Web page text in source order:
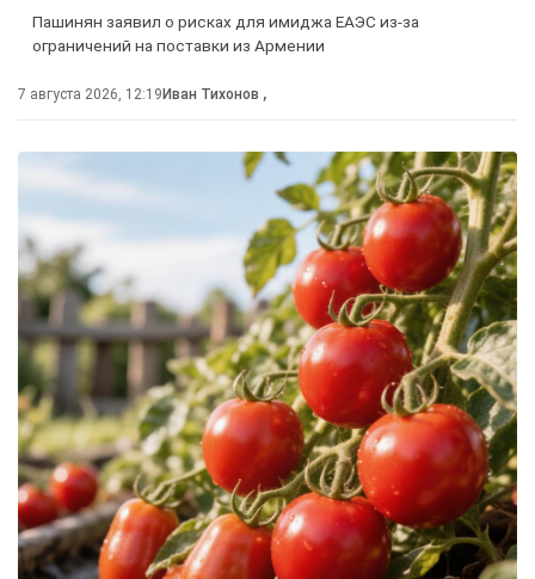
Пашинян заявил о рисках для имиджа ЕАЭС из-за
ограничений на поставки из Армении
7 августа 2026, 12:19Иван Тихонов ,